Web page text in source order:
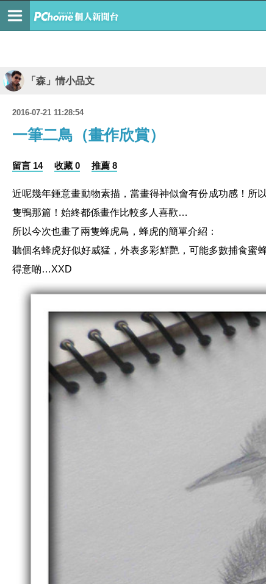
「森」情小品文
2016-07-21 11:28:54
一筆二鳥（畫作欣賞）
留言 14 收藏 0 推薦 8
近呢幾年鍾意畫動物素描，當畫得神似會有份成功感！所
隻鴨那篇！始終都係畫作比較多人喜歡…
所以今次也畫了兩隻蜂虎鳥，蜂虎的簡單介紹：
聽個名蜂虎好似好威猛，外表多彩鮮艷，可能多數捕食蜜
得意啲…XXD